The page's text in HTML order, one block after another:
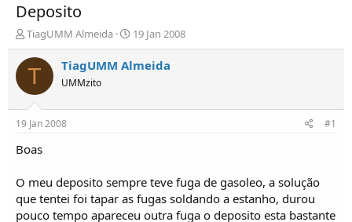
Deposito
I
n
i
c
i
d
o
r
T
ó
p
TiagUMM Almeida
D
a
t
o
19 Jan 2008
T TiagUMM Almeida
UMMzito
19 Jan 2008 #1
Boas
O meu deposito sempre teve fuga de gasoleo, a solução
que tentei foi tapar as fugas soldando a estanho, durou
pouco tempo apareceu outra fuga o deposito esta bastante